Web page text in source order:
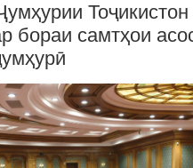
самтҳои